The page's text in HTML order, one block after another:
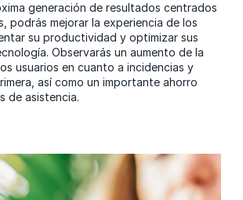
generación de resultados centrados
podrás mejorar la experiencia de los
su productividad y optimizar sus
Observarás un aumento de la
usuarios en cuanto a incidencias y
así como un importante ahorro
de asistencia.